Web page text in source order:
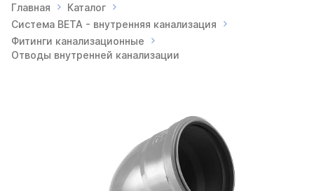
Главная
Каталог
Система BETA - внутренняя канализация
Фитинги канализационные
Отводы внутренней канализации